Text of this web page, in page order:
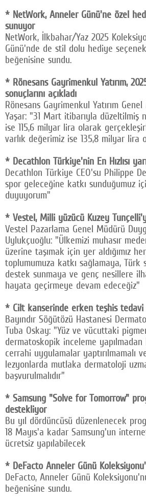
* NetWork, Anneler Günü'ne özel
sunuyor
NetWork, İlkbahar/Yaz 2025
Günü'nde de stil dolu hediye
beğenisine sundu.
* Rönesans Gayrimenkul Yatırım,
sonuçlarını açıkladı
Rönesans Gayrimenkul Yatırım
Yaşar: "31 Mart itibarıyla düzeltilmiş
ise 115,6 milyar lira olarak
varlık değerimiz ise 135,8 milyar lira
* Decathlon Türkiye'nin En Hızlısı
Decathlon Türkiye CEO'su Philippe
spor geleceğine katkı sunduğumuz
duyuyorum"
* Vestel, Milli yüzücü Kuzey
Vestel Pazarlama Genel Müdürü
Uylukçuoğlu: "Ülkemizi muhasır
üzerine taşımak için yer aldığımız
toplumumuza katkı sağlamaya, Türk
destek sunmaya ve genç nesillere
hayata geçirmeye devam edeceğiz"
* Cilt kanserinde erken teşhis tedavi
Bayındır Söğütözü Hastanesi
Tuba Oskay: "Yüz ve vücuttaki
dermatoskopik inceleme
cerrahi uygulamalar yaptırılmamalı
lezyonlarda mutlaka dermatoloji
başvurulmalıdır"
* Samsung "Solve for Tomorrow"
destekliyor
Bu yıl dördüncüsü düzenlenecek
18 Mayıs'a kadar Samsung'un
ücretsiz yapılabilecek
* DeFacto Anneler Günü
DeFacto, Anneler Günü
beğenisine sundu.